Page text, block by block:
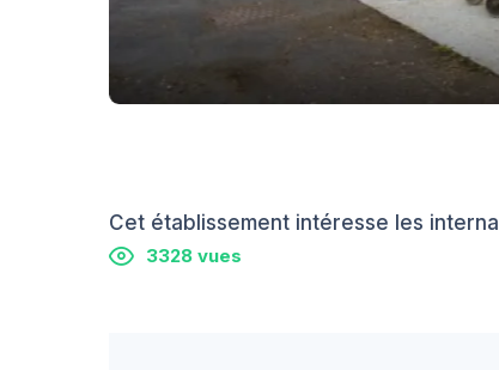
Cet établissement intéresse les
3328 vues